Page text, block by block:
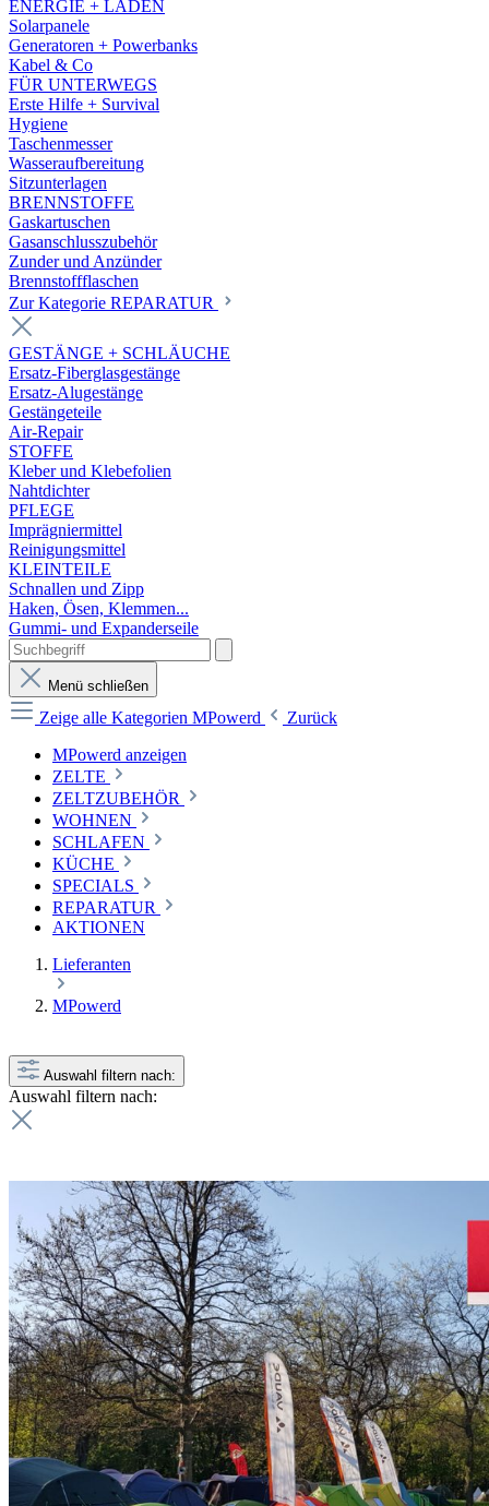
ENERGIE + LADEN
Solarpanele
Generatoren + Powerbanks
Kabel & Co
FÜR UNTERWEGS
Erste Hilfe + Survival
Hygiene
Taschenmesser
Wasseraufbereitung
Sitzunterlagen
BRENNSTOFFE
Gaskartuschen
Gasanschlusszubehör
Zunder und Anzünder
Brennstoffflaschen
Zur Kategorie REPARATUR
GESTÄNGE + SCHLÄUCHE
Ersatz-Fiberglasgestänge
Ersatz-Alugestänge
Gestängeteile
Air-Repair
STOFFE
Kleber und Klebefolien
Nahtdichter
PFLEGE
Imprägniermittel
Reinigungsmittel
KLEINTEILE
Schnallen und Zipp
Haken, Ösen, Klemmen...
Gummi- und Expanderseile
Menü schließen
Zeige alle Kategorien MPowerd
Zurück
MPowerd anzeigen
ZELTE
ZELTZUBEHÖR
WOHNEN
SCHLAFEN
KÜCHE
SPECIALS
REPARATUR
AKTIONEN
Lieferanten
MPowerd
Auswahl filtern nach:
Auswahl filtern nach: